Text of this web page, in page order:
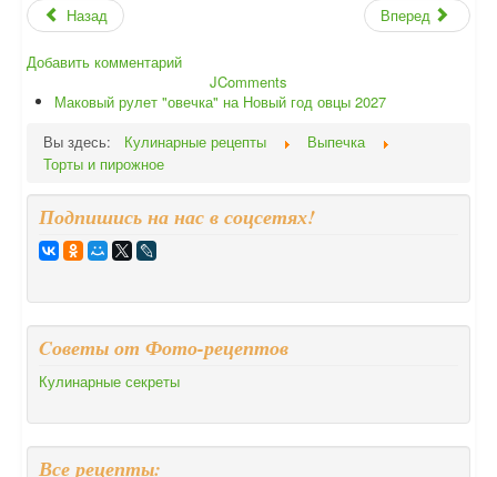
Назад Вперед
Добавить комментарий
JComments
Маковый рулет "овечка" на Новый год овцы 2027
Вы здесь:
Кулинарные рецепты
Выпечка
Торты и пирожное
Подпишись на нас в соцсетях!
Cоветы от Фото-рецептов
Кулинарные секреты
Все рецепты: